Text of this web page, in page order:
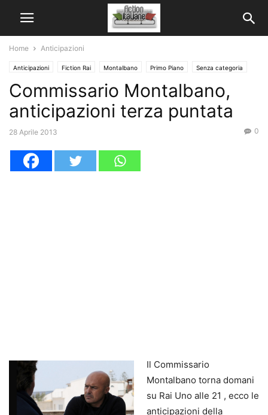
Home Anticipazioni
Anticipazioni Fiction Rai Montalbano Primo Piano Senza categoria
Commissario Montalbano,
anticipazioni terza puntata
28 Aprile 2013 0
Il Commissario
Montalbano torna domani
su Rai Uno alle 21 , ecco le
anticipazioni della